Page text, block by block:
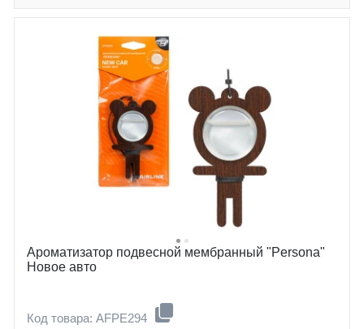
Ароматизатор подвесной мембранный "Persona"
Новое авто
Код товара: AFPE294